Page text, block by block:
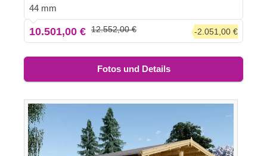
Gestaltungsideen frei umsetzen und den Ort Ihrer
Träume schaffen können. Für besonders hohen Komfort
ist auch eine isolierte Version dieses Modells lieferbar.
44 mm
10.501,00 € 12.552,00 € -2.051,00 €
Fotos und Details